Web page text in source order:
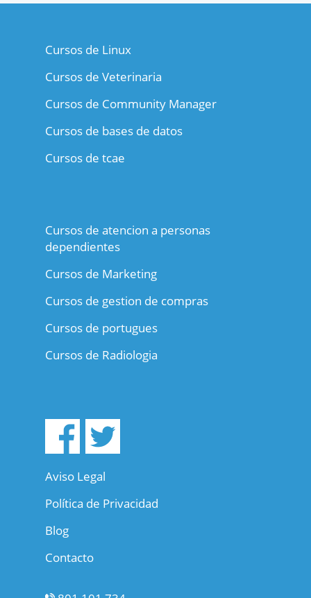
Cursos de Linux
Cursos de Veterinaria
Cursos de Community Manager
Cursos de bases de datos
Cursos de tcae
Cursos de atencion a personas
dependientes
Cursos de Marketing
Cursos de gestion de compras
Cursos de portugues
Cursos de Radiologia
Aviso Legal
Política de Privacidad
Blog
Contacto